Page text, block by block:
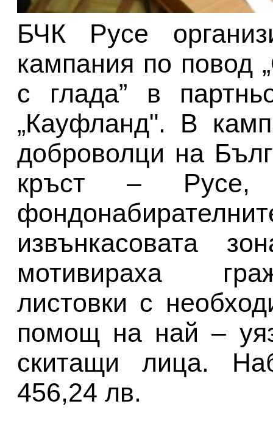
БЧК Русе
кампания по повод
с глада” в
„Кауфланд". В
доброволци на
кръст – Русе,
извънкасовата
мотивираха
листовки с
помощ на най –
скитащи лица.
456,24 лв.